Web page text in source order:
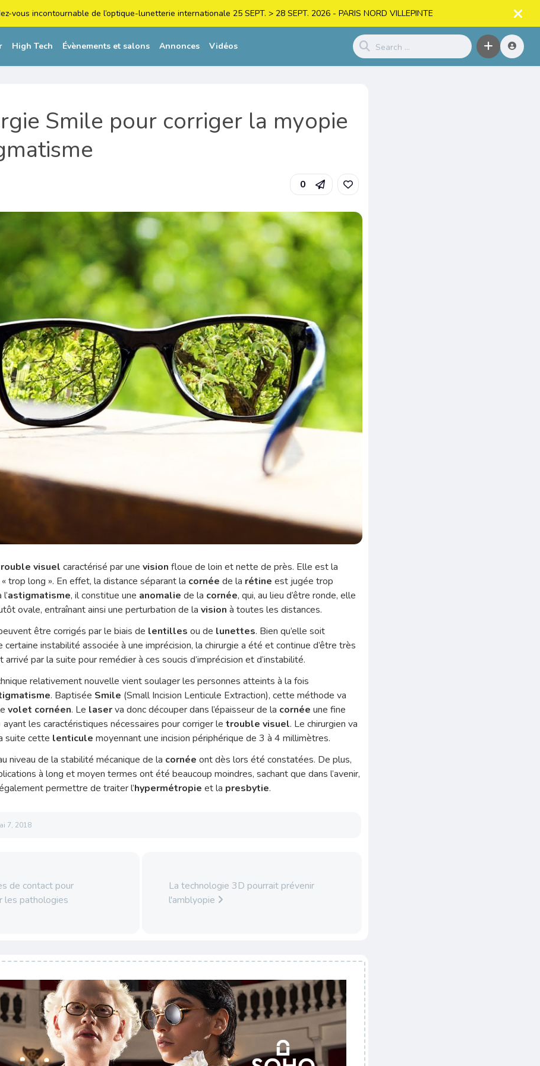
vous incontournable de l’optique-lunetterie internationale 25 SEPT. > 28 SEPT. 2026 - PARIS NORD VILLEPINTE
High Tech Évènements et salons Annonces Vidéos
Smile pour corriger la myopie
0
visuel caractérisé par unevision floue de loin et nette de près. Elle est la
« trop long ». En effet, la distance séparant la cornée de la rétineest jugée trop
astigmatisme, il constitue une anomalie de la cornée, qui, au lieu d’être ronde, elle
ovale, entraînant ainsi une perturbation de lavision à toutes les distances.
être corrigés par le biais de lentilles ou de lunettes. Bien qu’elle soit
certaine instabilité associée à une imprécision, la chirurgie a été et continue d’être très
par la suite pour remédier à ces soucis d’imprécision et d’instabilité.
relativement nouvelle vient soulager les personnes atteints à la fois
. Baptisée Smile (Small Incision Lenticule Extraction), cette méthode va
volet cornéen. Le laserva donc découper dans l’épaisseur de la cornéeune fine
ayant les caractéristiques nécessaires pour corriger letrouble visuel. Le chirurgien va
suite cette lenticule moyennant une incision périphérique de 3 à 4 millimètres.
niveau de la stabilité mécanique de la cornée ont dès lors été constatées. De plus,
à long et moyen termes ont été beaucoup moindres, sachant que dans l’avenir,
permettre de traiter l’hypermétropie et la presbytie.
7, 2018
de contact pour
les pathologies
La technologie 3D pourrait prévenir
l'amblyopie